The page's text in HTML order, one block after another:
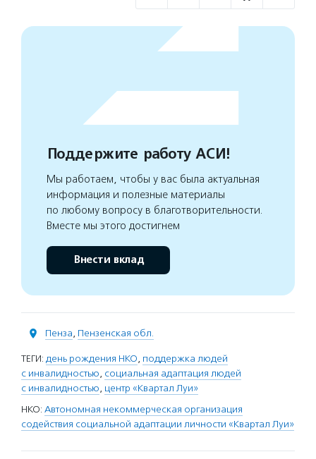
Поддержите работу АСИ!
Мы работаем, чтобы у вас была актуальная
информация и полезные материалы
по любому вопросу в благотворительности.
Вместе мы этого достигнем
Внести вклад
Пенза, Пензенская обл.
ТЕГИ: день рождения НКО, поддержка людей
с инвалидностью, социальная адаптация людей
с инвалидностью, центр «Квартал Луи»
НКО: Автономная некоммерческая организация
содействия социальной адаптации личности «Квартал Луи»